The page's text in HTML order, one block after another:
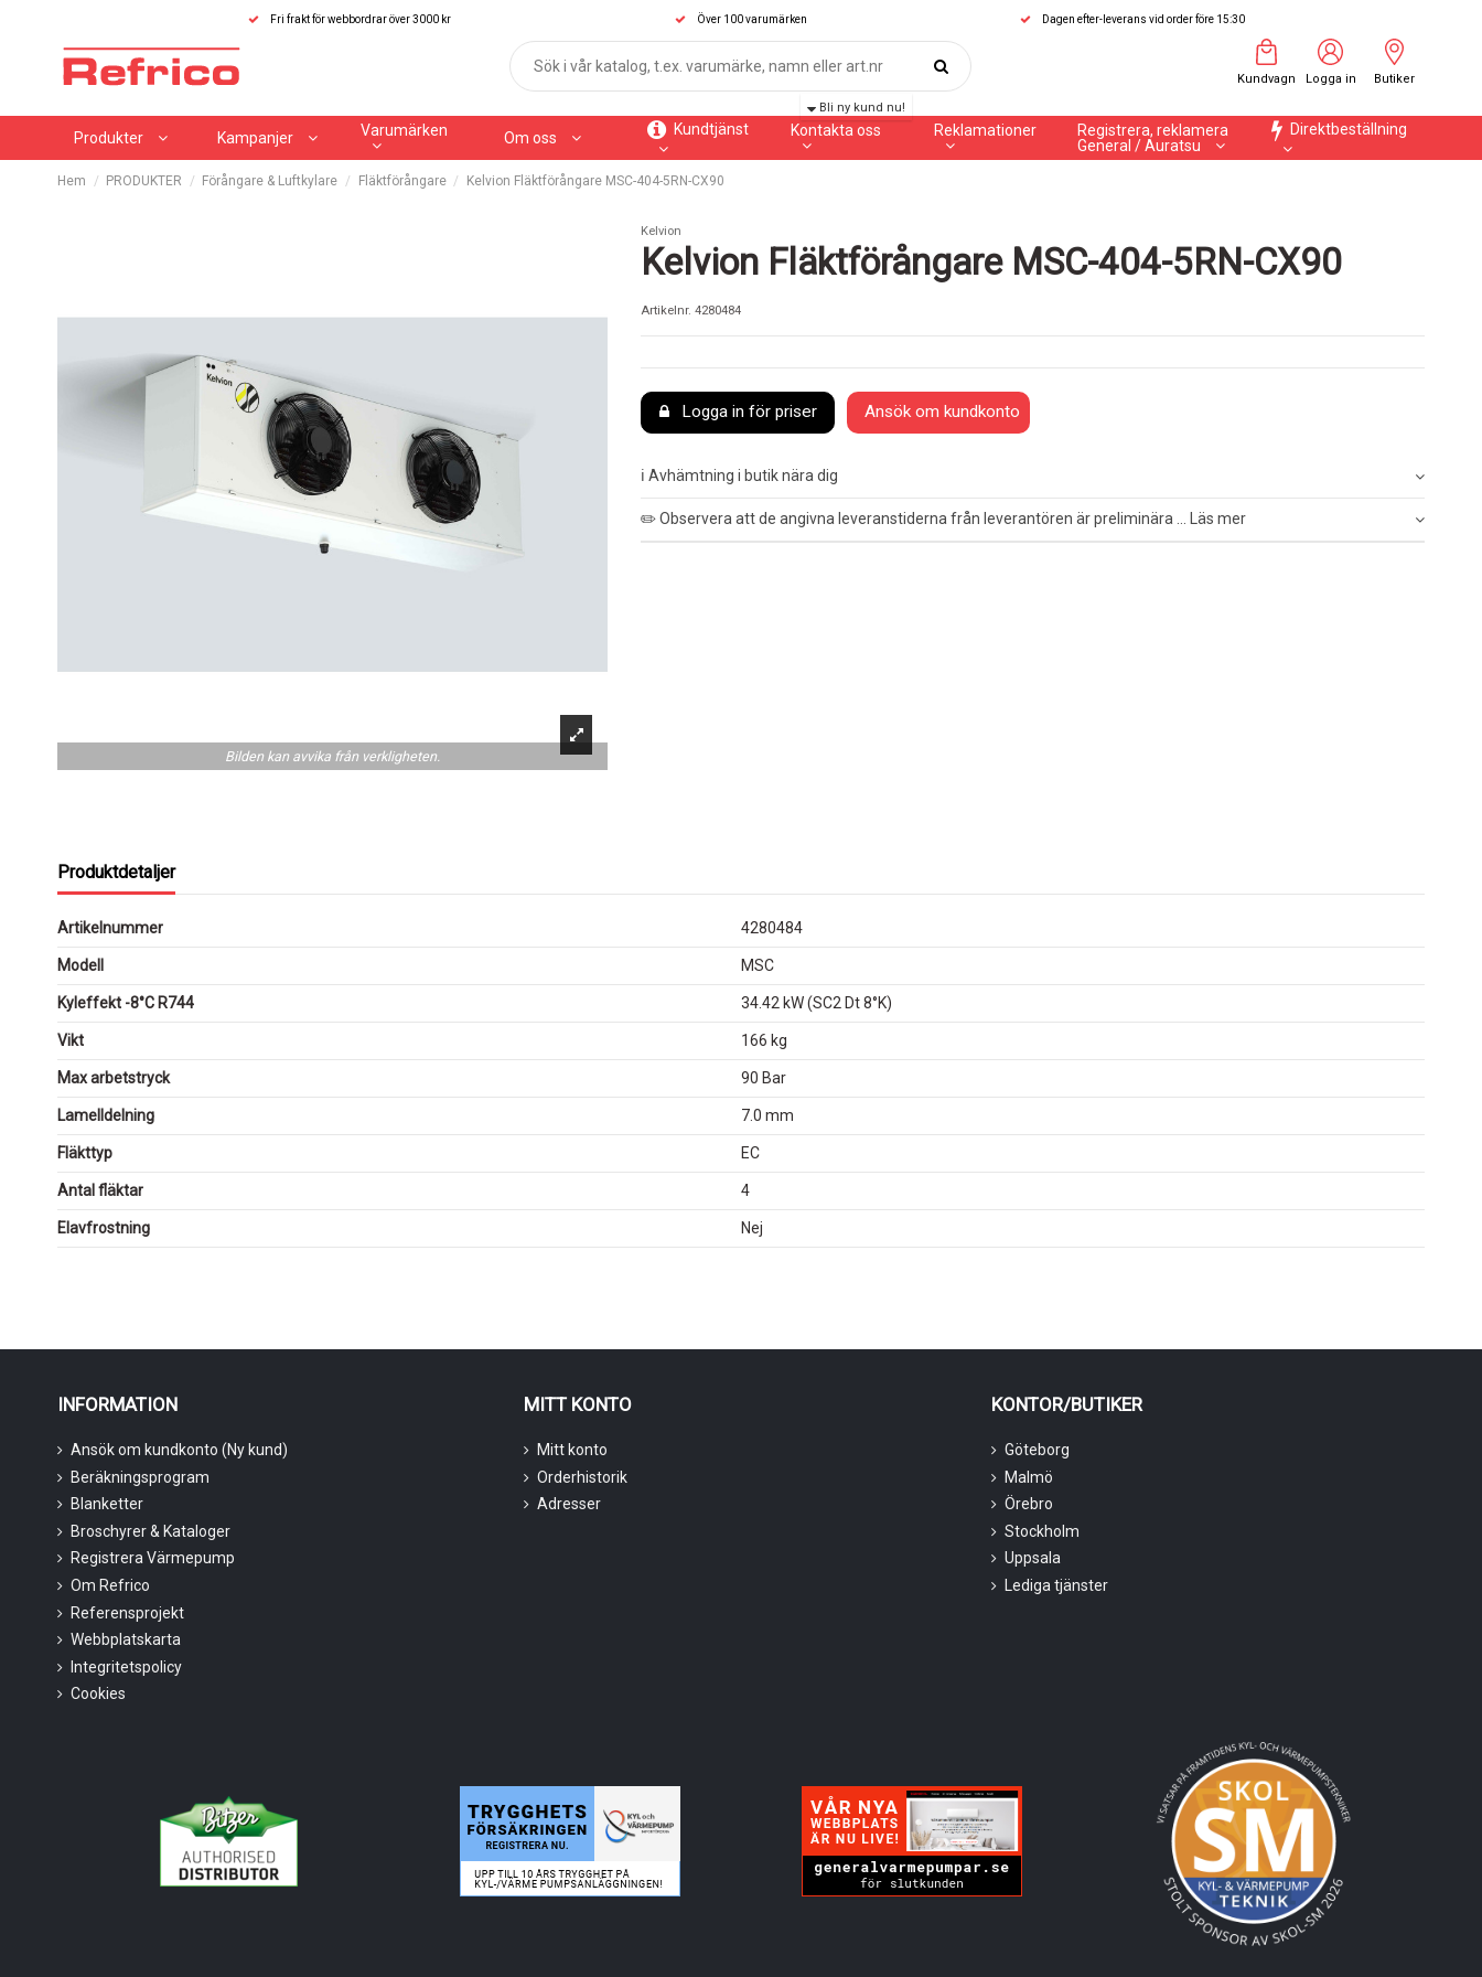
Fri frakt för webbordrar över 3000 kr Över 100 varumärken Dagen efter-leverans vid order före 15:30
Kundvagn Logga in Butiker
Produkter Kampanjer Varumärken Om oss
Kundtjänst Kontakta oss
Bli ny kund nu!
Reklamationer
Registrera, reklamera
General / Auratsu
Direktbeställning
Hem PRODUKTER Förångare & Luftkylare Fläktförångare Kelvion Fläktförångare MSC-404-5RN-CX90
Bilden kan avvika från verkligheten.
Kelvion
Kelvion Fläktförångare MSC-404-5RN-CX90
Artikelnr. 4280484
Logga in för priser Ansök om kundkonto
ℹ️ Avhämtning i butik nära dig
✏️ Observera att de angivna leveranstiderna från leverantören är preliminära ... Läs mer
Produktdetaljer
Artikelnummer 4280484
Modell MSC
Kyleffekt -8°C R744 34.42 kW (SC2 Dt 8°K)
Vikt 166 kg
Max arbetstryck 90 Bar
Lamelldelning 7.0 mm
Fläkttyp EC
Antal fläktar 4
Elavfrostning Nej
INFORMATION
Ansök om kundkonto (Ny kund)
Beräkningsprogram
Blanketter
Broschyrer & Kataloger
Registrera Värmepump
Om Refrico
Referensprojekt
Webbplatskarta
Integritetspolicy
Cookies
MITT KONTO
Mitt konto
Orderhistorik
Adresser
KONTOR/BUTIKER
Göteborg
Malmö
Örebro
Stockholm
Uppsala
Lediga tjänster